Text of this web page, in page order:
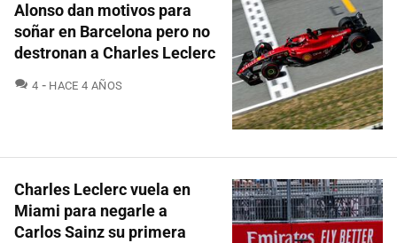
Alonso dan motivos para
soñar en Barcelona pero no
destronan a Charles Leclerc
4 COMENTARIOS
HACE 4 AÑOS
Charles Leclerc vuela en
Miami para negarle a
Carlos Sainz su primera